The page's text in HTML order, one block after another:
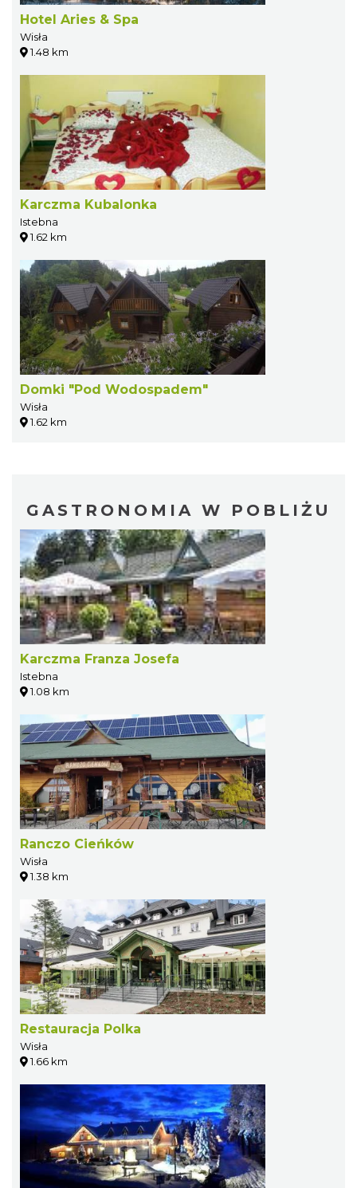
Hotel Aries & Spa
Wisła
1.48 km
Karczma Kubalonka
Istebna
1.62 km
Domki "Pod Wodospadem"
Wisła
1.62 km
GASTRONOMIA W POBLIŻU
Karczma Franza Josefa
Istebna
1.08 km
Ranczo Cieńków
Wisła
1.38 km
Restauracja Polka
Wisła
1.66 km